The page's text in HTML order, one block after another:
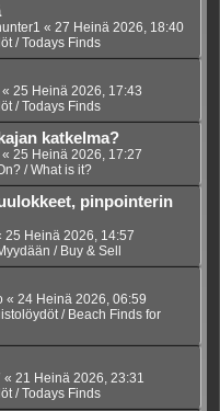
« 27 Heinä 2026, 18:40
/ Todays Finds
« 25 Heinä 2026, 17:43
/ Todays Finds
katkelma?
« 25 Heinä 2026, 17:27
/ What is it?
pinpointerin
25 Heinä 2026, 14:57
/ Buy & Sell
« 24 Heinä 2026, 06:59
/ Beach Finds for
« 21 Heinä 2026, 23:31
/ Todays Finds